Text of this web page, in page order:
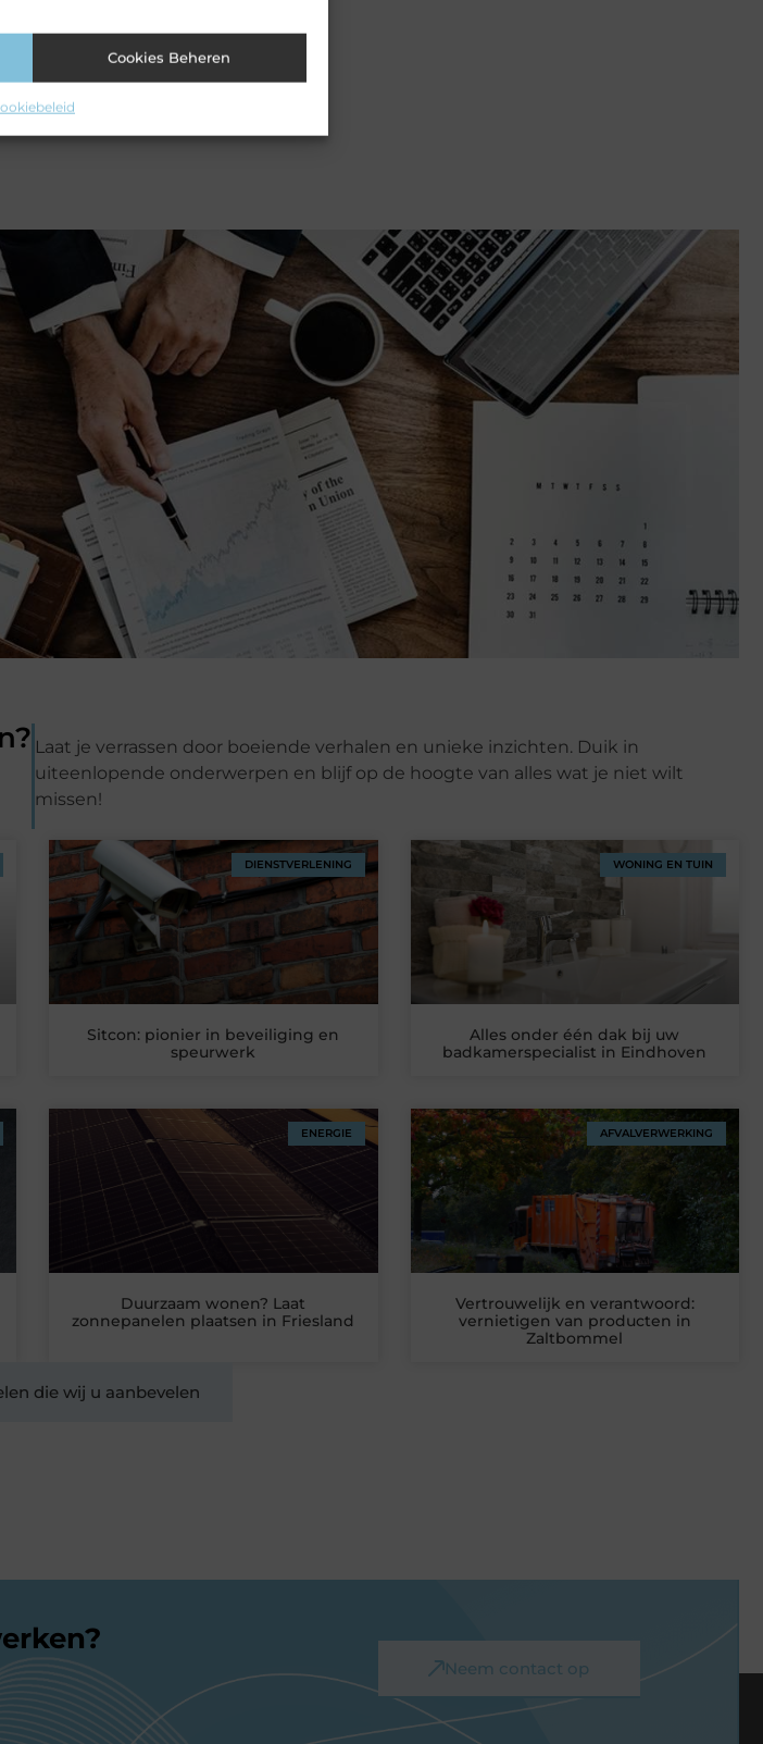
Cookies Beheren
de slag en jouw eerste
tot de ideale plek
stem horen!
Laat je verrassen door boeiende verhalen en unieke inzichten. Duik in
uiteenlopende onderwerpen en blijf op de hoogte van alles wat je niet wilt
missen!
DIENSTVERLENING
Sitcon: pionier in beveiliging en
speurwerk
WONING EN TUIN
Alles onder één dak bij uw
badkamerspecialist in Eindhoven
ENERGIE
Duurzaam wonen? Laat
zonnepanelen plaatsen in Friesland
AFVALVERWERKING
Vertrouwelijk en verantwoord:
vernietigen van producten in
Zaltbommel
die wij u aanbevelen
Neem contact op